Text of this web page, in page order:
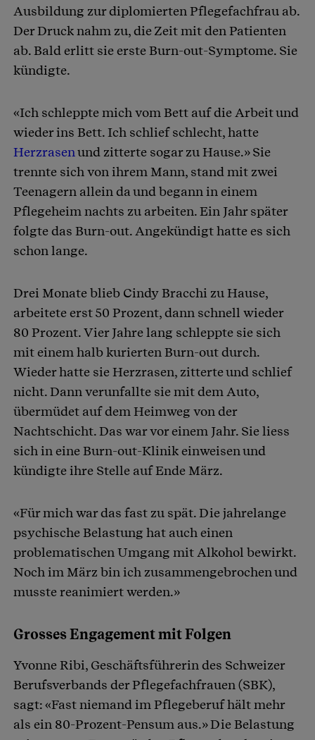
Ausbildung zur diplomierten Pflegefachfrau ab.
Der Druck nahm zu, die Zeit mit den Patienten
ab. Bald erlitt sie erste Burn-out-Symptome. Sie
kündigte.
«Ich schleppte mich vom Bett auf die Arbeit und
wieder ins Bett. Ich schlief schlecht, hatte
Herzrasenund zitterte sogar zu Hause.» Sie
trennte sich von ihrem Mann, stand mit zwei
Teenagern allein da und begann in einem
Pflegeheim nachts zu arbeiten. Ein Jahr später
folgte das Burn-out. Angekündigt hatte es sich
schon lange.
Drei Monate blieb Cindy Bracchi zu Hause,
arbeitete erst 50 Prozent, dann schnell wieder
80 Prozent. Vier Jahre lang schleppte sie sich
mit einem halb kurierten Burn-out durch.
Wieder hatte sie Herzrasen, zitterte und schlief
nicht. Dann verunfallte sie mit dem Auto,
übermüdet auf dem Heimweg von der
Nachtschicht. Das war vor einem Jahr. Sie liess
sich in eine Burn-out-Klinik einweisen und
kündigte ihre Stelle auf Ende März.
«Für mich war das fast zu spät. Die jahrelange
psychische Belastung hat auch einen
problematischen Umgang mit Alkohol bewirkt.
Noch im März bin ich zusammengebrochen und
musste reanimiert werden.»
Grosses Engagement mit Folgen
Yvonne Ribi, Geschäftsführerin des Schweizer
Berufsverbands der Pflegefachfrauen (SBK),
sagt: «Fast niemand im Pflegeberuf hält mehr
als ein 80-Prozent-Pensum aus.» Die Belastung